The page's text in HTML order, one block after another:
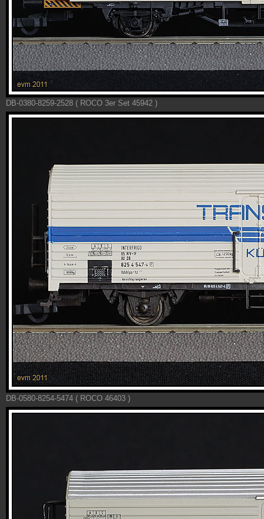
DB-0380-8259-2528 ( ROCO 3er Set 45942 )
DB-0580-8254-5474 ( ROCO 46403 )